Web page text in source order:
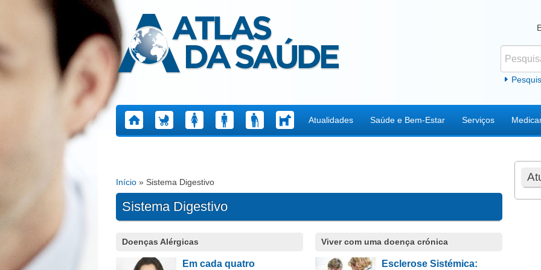
Atlas da Saúde
Atualidades Saúde e Bem-Estar Serviços
Está aqui
Início » Sistema Digestivo
Sistema Digestivo
Doenças Alérgicas
Em cada quatro
Viver com uma doença crónica
Esclerose Sistémica:
Páginas